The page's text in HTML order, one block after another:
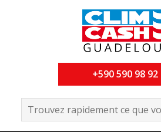
+590 590 98 92